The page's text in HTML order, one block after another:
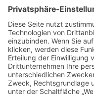
Juli 2017
Juni 2017
Mai 2017
April 2017
März 2017
Februar 2017